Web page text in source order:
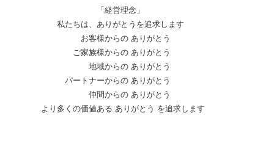
「経営理念」
私たちは、ありがとうを追求します
お客様からの ありがとう
ご家族様からの ありがとう
地域からの ありがとう
パートナーからの ありがとう
仲間からの ありがとう
より多くの価値ある ありがとう を追求します